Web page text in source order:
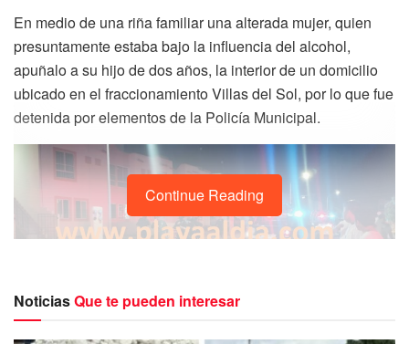
En medio de una riña familiar una alterada mujer, quien
presuntamente estaba bajo la influencia del alcohol,
apuñalo a su hijo de dos años, la interior de un domicilio
ubicado en el fraccionamiento Villas del Sol, por lo que fue
detenida por elementos de la Policía Municipal.
Continue Reading
NoticiasQue te pueden interesar